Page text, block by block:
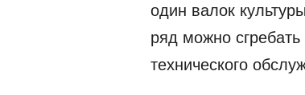
один валок
ряд можно
технического